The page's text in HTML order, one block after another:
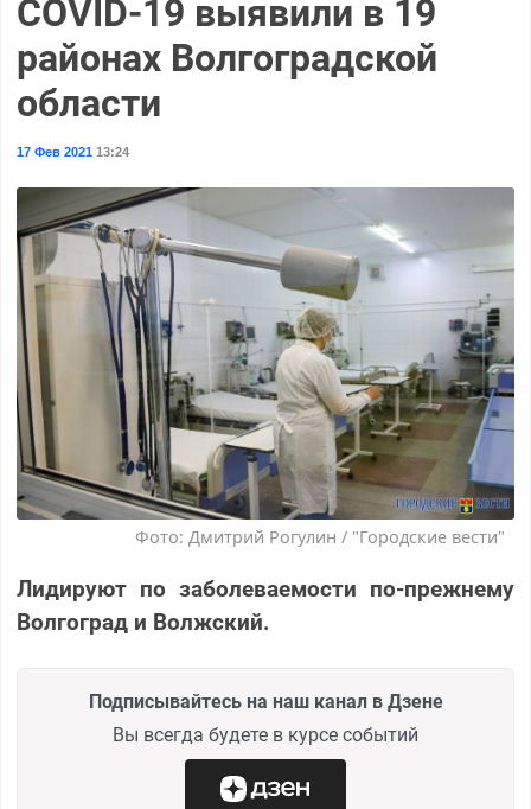
COVID-19 выявили в 19
районах Волгоградской
области
17 Фев 202113:24
Фото: Дмитрий Рогулин / "Городские вести"
Лидируют по заболеваемости по-прежнему
Волгоград и Волжский.
Подписывайтесь на наш канал в Дзене
Вы всегда будете в курсе событий